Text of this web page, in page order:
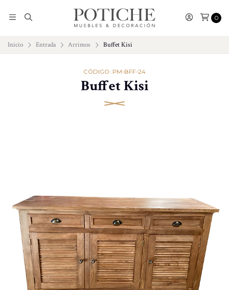
0
Inicio Entrada Arrimos Buffet Kisi
CÓDIGO: PM-BFF-24
Buffet Kisi